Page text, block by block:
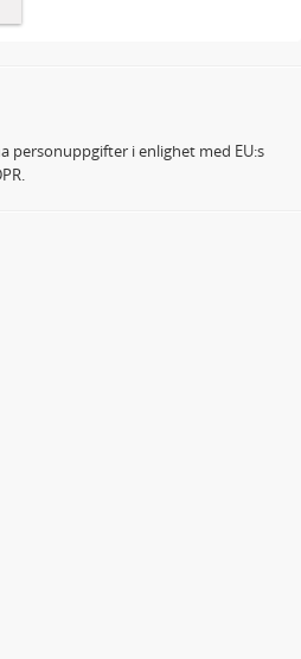
personuppgifter i enlighet med EU:s